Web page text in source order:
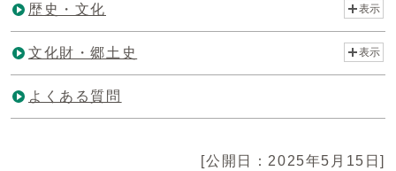
歴史・文化 表示
文化財・郷土史 表示
よくある質問
[公開日：2025年5月15日]